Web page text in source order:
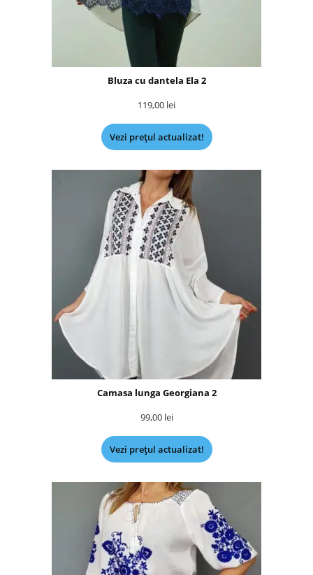
Bluza cu dantela Ela 2
119,00 lei
Vezi prețul actualizat!
Camasa lunga Georgiana 2
99,00 lei
Vezi prețul actualizat!